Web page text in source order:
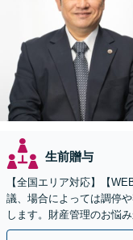
生前贈与
【全国エリア対応】【
議、場合によっては調停
します。財産管理のお悩
引き継ぐ安心の事業承継